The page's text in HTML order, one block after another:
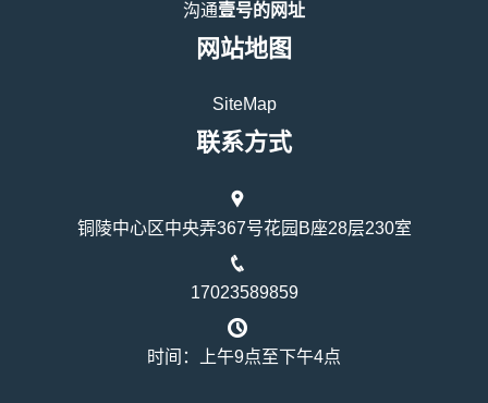
沟通壹号的网址
网站地图
SiteMap
联系方式
铜陵中心区中央弄367号花园B座28层230室
17023589859
时间：上午9点至下午4点